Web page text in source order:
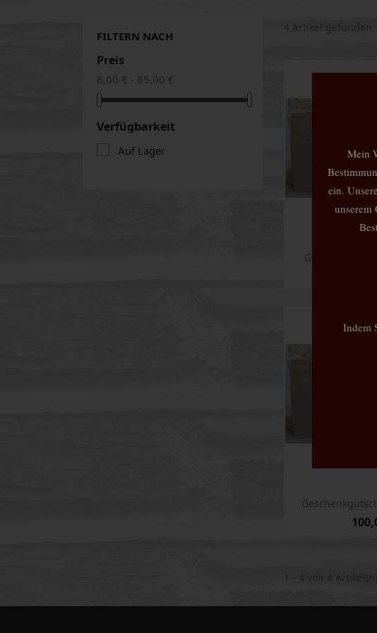
FILTERN NACH
Preis
8,00 € - 85,00 €
Verfügbarkeit
Auf Lager
4 Artikel gefunden
1 - 4 von 4 Artikel(n)
Mein
ein.
unserem
Indem